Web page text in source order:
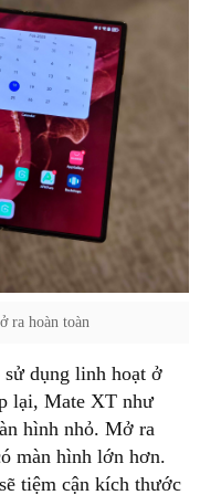
ra hoàn toàn
sử dụng linh hoạt ở
lại, Mate XT như
hình nhỏ. Mở ra
màn hình lớn hơn.
tiệm cận kích thước